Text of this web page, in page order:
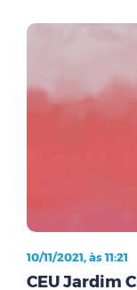
10/11/2021, às 11:21
CEU Jardim